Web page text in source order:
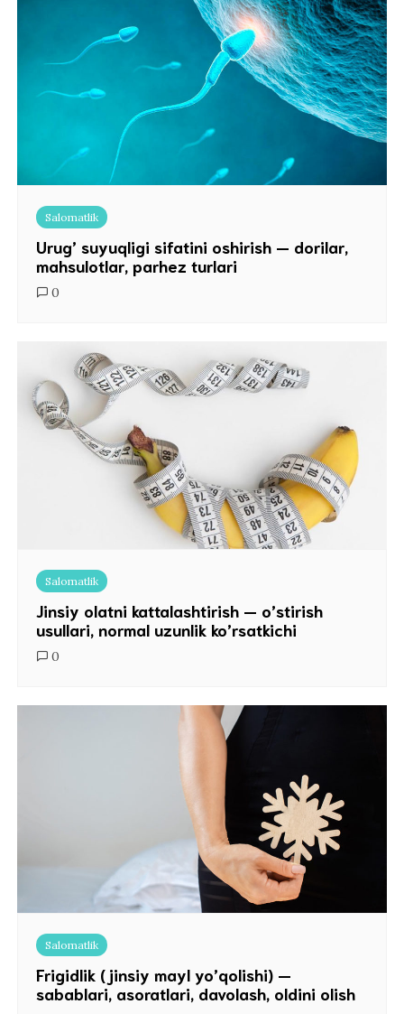
Salomatlik
Urug’ suyuqligi sifatini oshirish — dorilar,
mahsulotlar, parhez turlari
0
Salomatlik
Jinsiy olatni kattalashtirish — o’stirish
usullari, normal uzunlik ko’rsatkichi
0
Salomatlik
Frigidlik (jinsiy mayl yo’qolishi) —
sabablari, asoratlari, davolash, oldini olish